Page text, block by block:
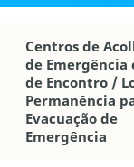
Centros de
de Emergência
de Encontro /
Permanência
Evacuação de
Emergência